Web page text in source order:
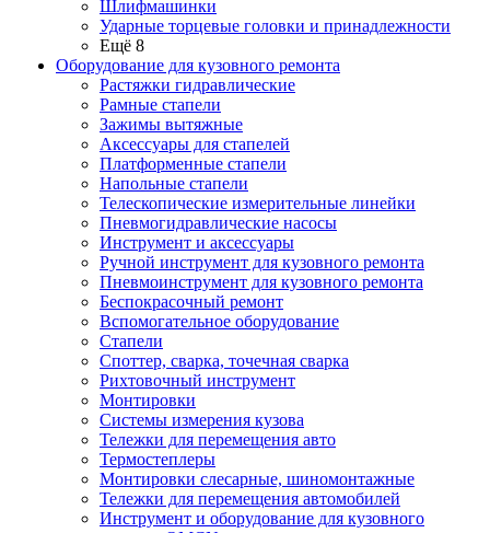
Шлифмашинки
Ударные торцевые головки и принадлежности
Ещё 8
Оборудование для кузовного ремонта
Растяжки гидравлические
Рамные стапели
Зажимы вытяжные
Аксессуары для стапелей
Платформенные стапели
Напольные стапели
Телескопические измерительные линейки
Пневмогидравлические насосы
Инструмент и аксессуары
Ручной инструмент для кузовного ремонта
Пневмоинструмент для кузовного ремонта
Беспокрасочный ремонт
Вспомогательное оборудование
Стапели
Споттер, сварка, точечная сварка
Рихтовочный инструмент
Монтировки
Системы измерения кузова
Тележки для перемещения авто
Термостеплеры
Монтировки слесарные, шиномонтажные
Тележки для перемещения автомобилей
Инструмент и оборудование для кузовного